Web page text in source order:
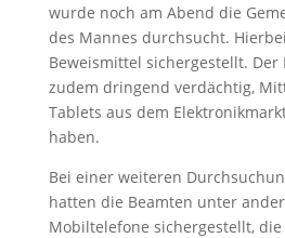
wurde noch am Abend die
des Mannes durchsucht.
Beweismittel sichergestellt.
zudem dringend verdächtig,
Tablets aus dem
haben.
Bei einer weiteren
hatten die Beamten unter
Mobiltelefone sichergestellt,